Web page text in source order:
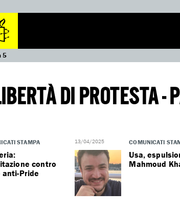
5
DI PROTESTA -
STAMPA
contro
anti-Pride
13/04/2025 COMUNICATI
Usa,
Mahmoud